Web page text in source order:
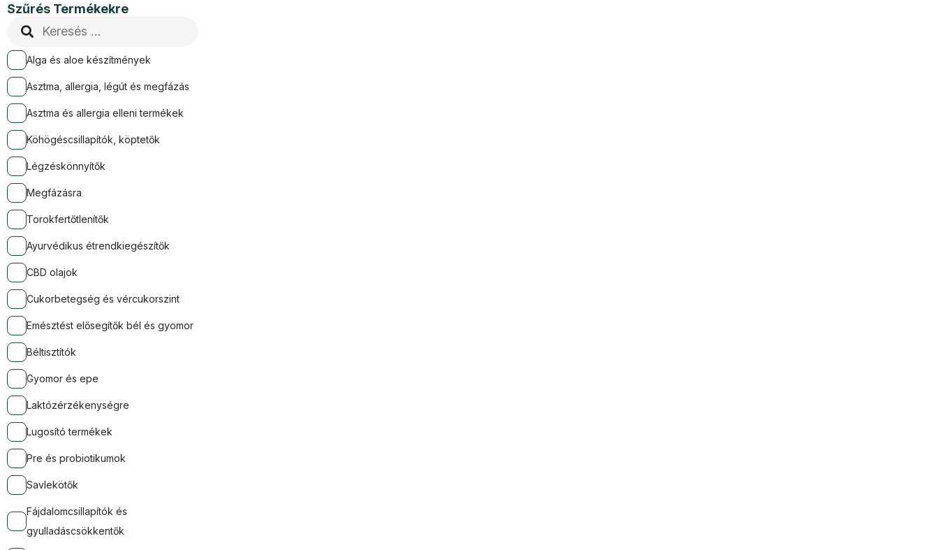
Szűrés Termékekre
Alga és aloe készítmények
Asztma, allergia, légút és megfázás
Asztma és allergia elleni termékek
Köhögéscsillapítók, köptetők
Légzéskönnyítők
Megfázásra
Torokfertőtlenítők
Ayurvédikus étrendkiegészítők
CBD olajok
Cukorbetegség és vércukorszint
Emésztést elősegítők bél és gyomor
Béltisztítók
Gyomor és epe
Laktózérzékenységre
Lugosító termékek
Pre és probiotikumok
Savlekötők
Fájdalomcsillapítók és
gyulladáscsökkentők